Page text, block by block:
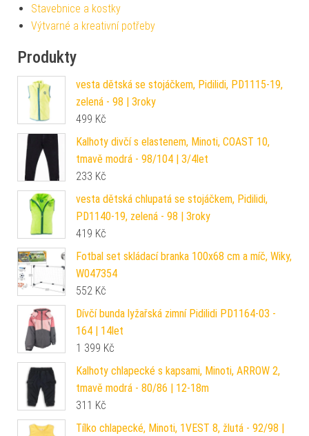
Stavebnice a kostky
Výtvarné a kreativní potřeby
Produkty
vesta dětská se stojáčkem, Pidilidi, PD1115-19,
zelená - 98 | 3roky
499 Kč
Kalhoty divčí s elastenem, Minoti, COAST 10,
tmavě modrá - 98/104 | 3/4let
233 Kč
vesta dětská chlupatá se stojáčkem, Pidilidi,
PD1140-19, zelená - 98 | 3roky
419 Kč
Fotbal set skládací branka 100x68 cm a míč, Wiky,
W047354
552 Kč
Dívčí bunda lyžařská zimní Pidilidi PD1164-03 -
164 | 14let
1 399 Kč
Kalhoty chlapecké s kapsami, Minoti, ARROW 2,
tmavě modrá - 80/86 | 12-18m
311 Kč
Tílko chlapecké, Minoti, 1VEST 8, žlutá - 92/98 |